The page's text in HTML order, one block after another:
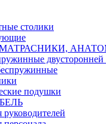
столики
двусторонней
подушки
руководителей